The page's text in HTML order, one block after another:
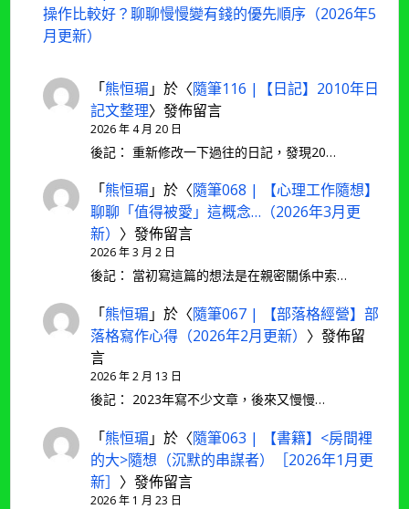
操作比較好？聊聊慢慢變有錢的優先順序（2026年5
月更新）
「熊恒瑂 」於〈隨筆116 |【日記】2010年日
記文整理〉發佈留言
2026 年 4 月 20 日
後記： 重新修改一下過往的日記，發現20…
「熊恒瑂 」於〈隨筆068 | 【心理工作隨想】
聊聊「值得被愛」這概念…（2026年3月更
新） 〉發佈留言
2026 年 3 月 2 日
後記： 當初寫這篇的想法是在親密關係中索…
「熊恒瑂 」於〈隨筆067 | 【部落格經營】部
落格寫作心得（2026年2月更新） 〉發佈留
言
2026 年 2 月 13 日
後記： 2023年寫不少文章，後來又慢慢…
「熊恒瑂 」於〈隨筆063 | 【書籍】<房間裡
的大>隨想（沉默的串謀者）［2026年1月更
新］ 〉發佈留言
2026 年 1 月 23 日